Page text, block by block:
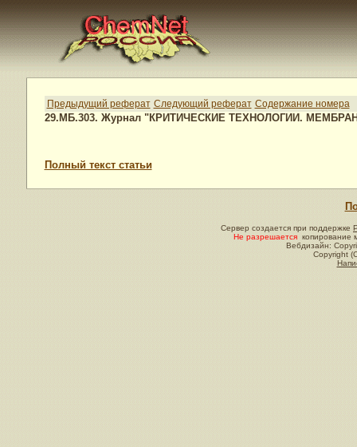
Предыдущий реферат Следующий реферат Содержание номера
29.МБ.303. Журнал "КРИТИЧЕСКИЕ ТЕХНОЛОГИИ.
Полный текст статьи
Сервер создается при поддержке
Не разрешается копирование
Вебдизайн:
Copyright